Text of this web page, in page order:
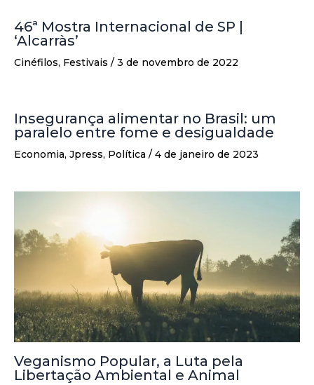
46ª Mostra Internacional de SP |
‘Alcarràs’
Cinéfilos, Festivais / 3 de novembro de 2022
Insegurança alimentar no Brasil: um
paralelo entre fome e desigualdade
Economia, Jpress, Política / 4 de janeiro de 2023
Veganismo Popular, a Luta pela
Libertação Ambiental e Animal